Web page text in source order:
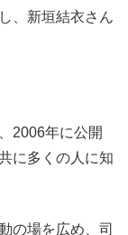
、新垣結衣さん
2006年に公開
に多くの人に知
の場を広め、司